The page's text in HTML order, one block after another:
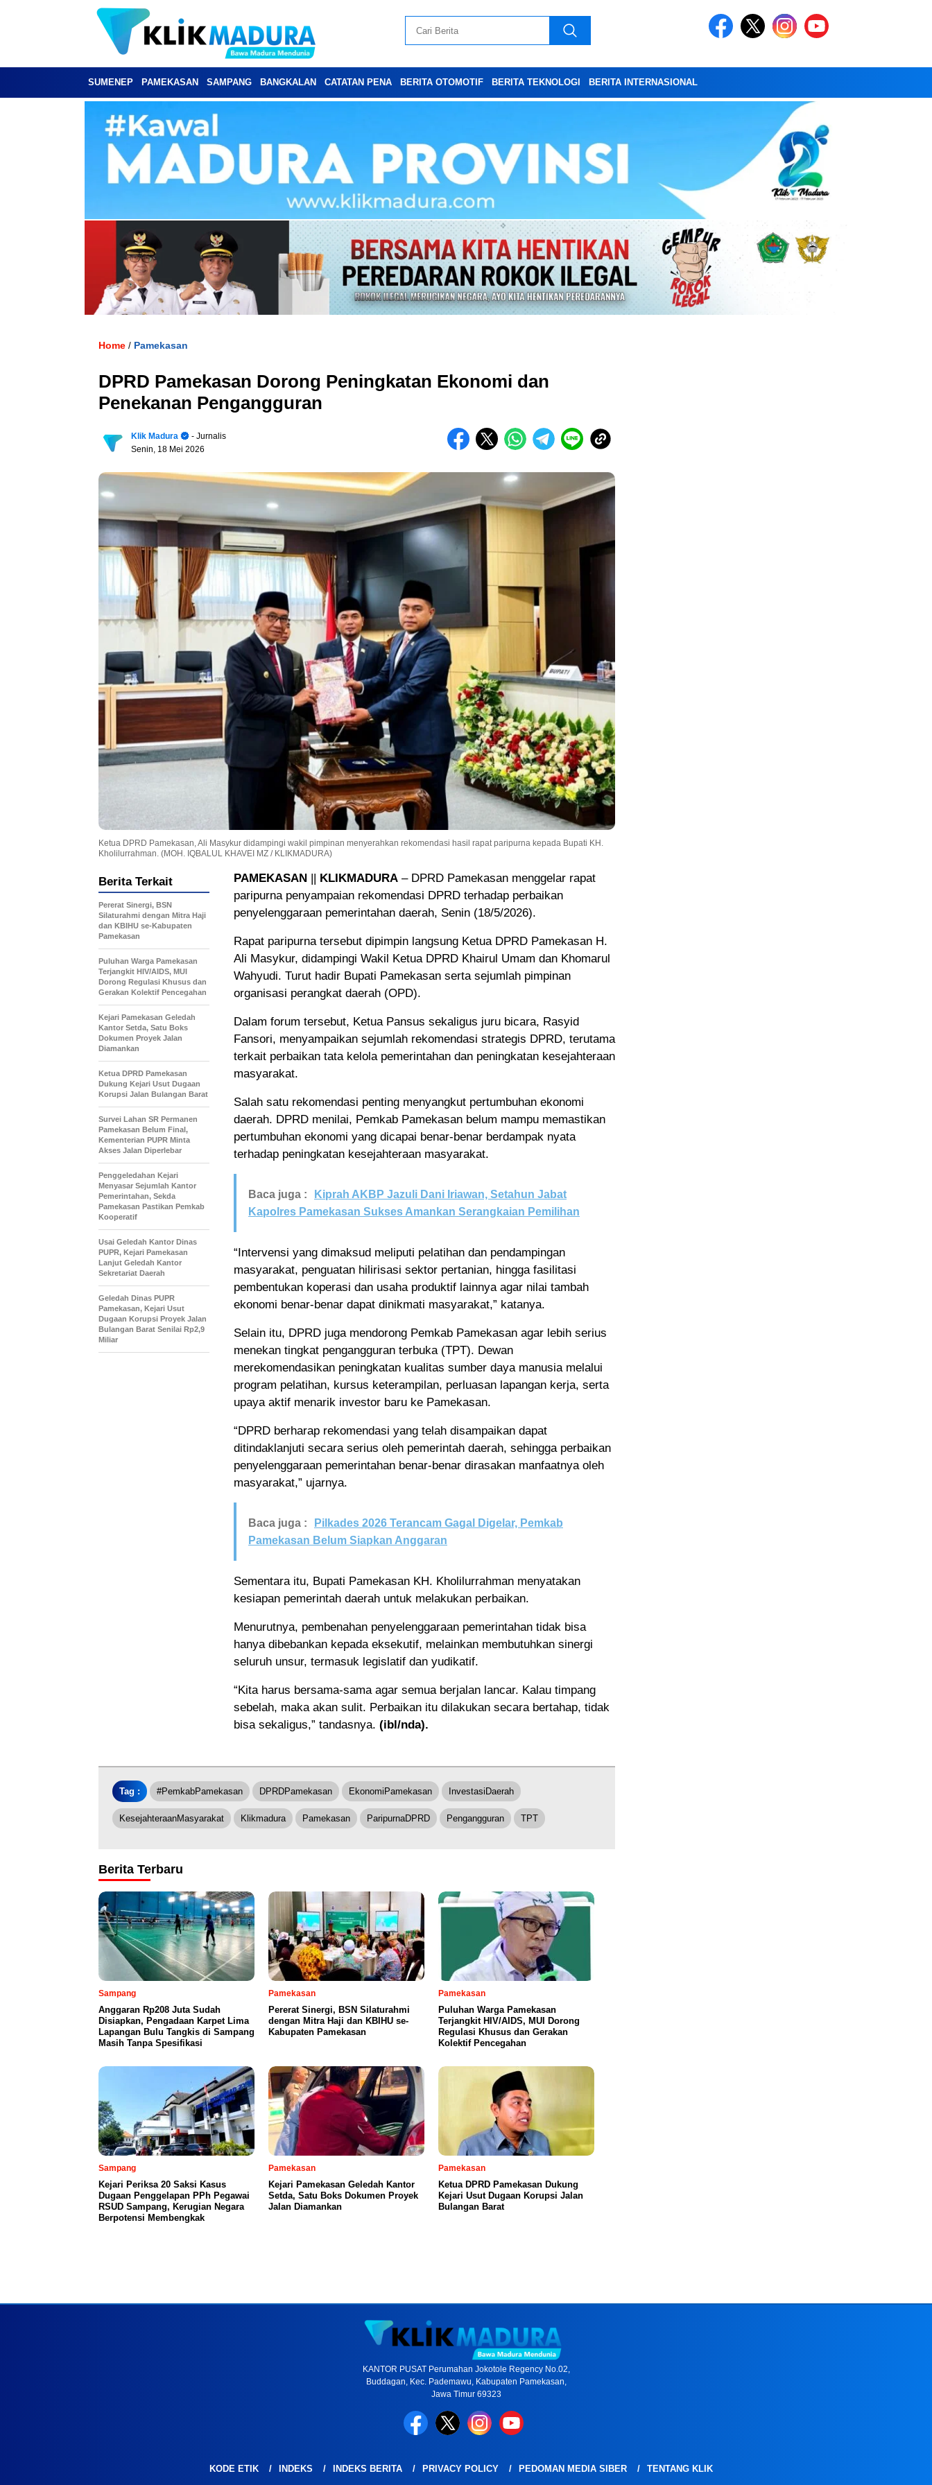
SUMENEP PAMEKASAN SAMPANG BANGKALAN CATATAN PENA BERITA OTOMOTIF BERITA TEKNOLOGI BERITA INTERNASIONAL
Home / Pamekasan
DPRD Pamekasan Dorong Peningkatan Ekonomi dan
Penekanan Pengangguran
Klik Madura
- Jurnalis
Senin, 18 Mei 2026
Ketua DPRD Pamekasan, Ali Masykur didampingi wakil pimpinan menyerahkan rekomendasi hasil rapat paripurna kepada Bupati KH.
Kholilurrahman. (MOH. IQBALUL KHAVEI MZ / KLIKMADURA)
PAMEKASAN || KLIKMADURA – DPRD Pamekasan menggelar rapat
paripurna penyampaian rekomendasi DPRD terhadap perbaikan
penyelenggaraan pemerintahan daerah, Senin (18/5/2026).
Rapat paripurna tersebut dipimpin langsung Ketua DPRD Pamekasan H.
Ali Masykur, didampingi Wakil Ketua DPRD Khairul Umam dan Khomarul
Wahyudi. Turut hadir Bupati Pamekasan serta sejumlah pimpinan
organisasi perangkat daerah (OPD).
Dalam forum tersebut, Ketua Pansus sekaligus juru bicara, Rasyid
Fansori, menyampaikan sejumlah rekomendasi strategis DPRD, terutama
terkait perbaikan tata kelola pemerintahan dan peningkatan kesejahteraan
masyarakat.
Salah satu rekomendasi penting menyangkut pertumbuhan ekonomi
daerah. DPRD menilai, Pemkab Pamekasan belum mampu memastikan
pertumbuhan ekonomi yang dicapai benar-benar berdampak nyata
terhadap peningkatan kesejahteraan masyarakat.
Baca juga :
Kiprah AKBP Jazuli Dani Iriawan, Setahun Jabat
Kapolres Pamekasan Sukses Amankan Serangkaian Pemilihan
“Intervensi yang dimaksud meliputi pelatihan dan pendampingan
masyarakat, penguatan hilirisasi sektor pertanian, hingga fasilitasi
pembentukan koperasi dan usaha produktif lainnya agar nilai tambah
ekonomi benar-benar dapat dinikmati masyarakat,” katanya.
Selain itu, DPRD juga mendorong Pemkab Pamekasan agar lebih serius
menekan tingkat pengangguran terbuka (TPT). Dewan
merekomendasikan peningkatan kualitas sumber daya manusia melalui
program pelatihan, kursus keterampilan, perluasan lapangan kerja, serta
upaya aktif menarik investor baru ke Pamekasan.
“DPRD berharap rekomendasi yang telah disampaikan dapat
ditindaklanjuti secara serius oleh pemerintah daerah, sehingga perbaikan
penyelenggaraan pemerintahan benar-benar dirasakan manfaatnya oleh
masyarakat,” ujarnya.
Baca juga :
Pilkades 2026 Terancam Gagal Digelar, Pemkab
Pamekasan Belum Siapkan Anggaran
Sementara itu, Bupati Pamekasan KH. Kholilurrahman menyatakan
kesiapan pemerintah daerah untuk melakukan perbaikan.
Menurutnya, pembenahan penyelenggaraan pemerintahan tidak bisa
hanya dibebankan kepada eksekutif, melainkan membutuhkan sinergi
seluruh unsur, termasuk legislatif dan yudikatif.
“Kita harus bersama-sama agar semua berjalan lancar. Kalau timpang
sebelah, maka akan sulit. Perbaikan itu dilakukan secara bertahap, tidak
bisa sekaligus,” tandasnya. (ibl/nda).
Berita Terkait
Pererat Sinergi, BSN
Silaturahmi dengan Mitra Haji
dan KBIHU se-Kabupaten
Pamekasan
Puluhan Warga Pamekasan
Terjangkit HIV/AIDS, MUI
Dorong Regulasi Khusus dan
Gerakan Kolektif Pencegahan
Kejari Pamekasan Geledah
Kantor Setda, Satu Boks
Dokumen Proyek Jalan
Diamankan
Ketua DPRD Pamekasan
Dukung Kejari Usut Dugaan
Korupsi Jalan Bulangan Barat
Survei Lahan SR Permanen
Pamekasan Belum Final,
Kementerian PUPR Minta
Akses Jalan Diperlebar
Penggeledahan Kejari
Menyasar Sejumlah Kantor
Pemerintahan, Sekda
Pamekasan Pastikan Pemkab
Kooperatif
Usai Geledah Kantor Dinas
PUPR, Kejari Pamekasan
Lanjut Geledah Kantor
Sekretariat Daerah
Geledah Dinas PUPR
Pamekasan, Kejari Usut
Dugaan Korupsi Proyek Jalan
Bulangan Barat Senilai Rp2,9
Miliar
Tag : #PemkabPamekasan DPRDPamekasan EkonomiPamekasan InvestasiDaerah
KesejahteraanMasyarakat Klikmadura Pamekasan ParipurnaDPRD Pengangguran TPT
Berita Terbaru
Sampang
Anggaran Rp208 Juta Sudah
Disiapkan, Pengadaan Karpet Lima
Lapangan Bulu Tangkis di Sampang
Masih Tanpa Spesifikasi
Pamekasan
Pererat Sinergi, BSN Silaturahmi
dengan Mitra Haji dan KBIHU se-
Kabupaten Pamekasan
Pamekasan
Puluhan Warga Pamekasan
Terjangkit HIV/AIDS, MUI Dorong
Regulasi Khusus dan Gerakan
Kolektif Pencegahan
Sampang
Kejari Periksa 20 Saksi Kasus
Dugaan Penggelapan PPh Pegawai
RSUD Sampang, Kerugian Negara
Berpotensi Membengkak
Pamekasan
Kejari Pamekasan Geledah Kantor
Setda, Satu Boks Dokumen Proyek
Jalan Diamankan
Pamekasan
Ketua DPRD Pamekasan Dukung
Kejari Usut Dugaan Korupsi Jalan
Bulangan Barat
KANTOR PUSAT Perumahan Jokotole Regency No.02,
Buddagan, Kec. Pademawu, Kabupaten Pamekasan,
Jawa Timur 69323
KODE ETIK INDEKS INDEKS BERITA PRIVACY POLICY PEDOMAN MEDIA SIBER TENTANG KLIK